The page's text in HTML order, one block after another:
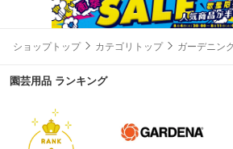
ショップトップ カテゴリトップ ガーデニン
園芸用品 ランキング